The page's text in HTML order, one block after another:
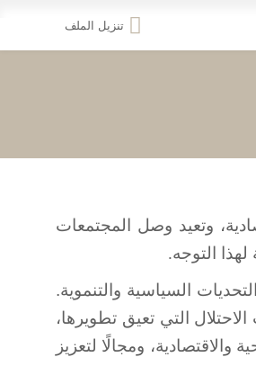
En
تنزيل الملف
وتعيد وصل المجتمعات
التوجه.
السياسية والتنموية.
سياسات الاحتلال التي تعيق تطويرها،
ومجالًا لتعزيز